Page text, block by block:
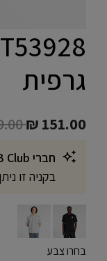
גרפית
from
to
₪ 151.00
חברי NB Club ?
בקניה זו
בחרו צבע